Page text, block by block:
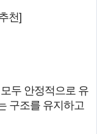
천]
두 안정적으로 유
구조를 유지하고